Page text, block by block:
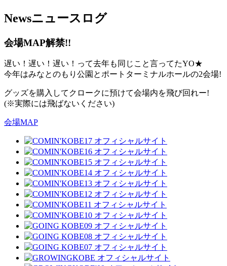
Newsニュースログ
会場MAP解禁!!
遅い！遅い！遅い！って去年も同じこと言ってたYO★
今年はみなとのもり公園とポートターミナルホールの2会場!
グッズを購入してクロークに預けて会場内を飛び回れー!
(※実際には飛ばないください)
会場MAP